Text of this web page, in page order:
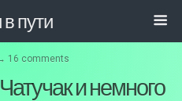
пути
16 comments
и немного